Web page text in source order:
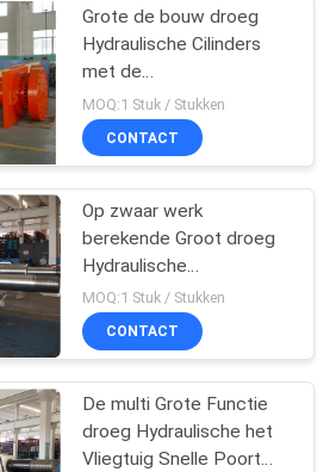
Grote de bouw droeg
Hydraulische Cilinders
met de
Verplaatsingssensor
MOQ:1 Stuk / Stukken
CONTACT
Op zwaar werk
berekende Groot droeg
Hydraulische
Stortplaatscilinder voor
Vervoer/Machtsmateriaal
MOQ:1 Stuk / Stukken
CONTACT
De multi Grote Functie
droeg Hydraulische het
Vliegtuig Snelle Poort